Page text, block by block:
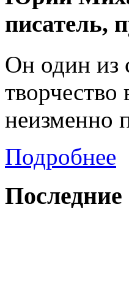
писатель,
Он один из
творчество
неизменно
Подробнее
Последние